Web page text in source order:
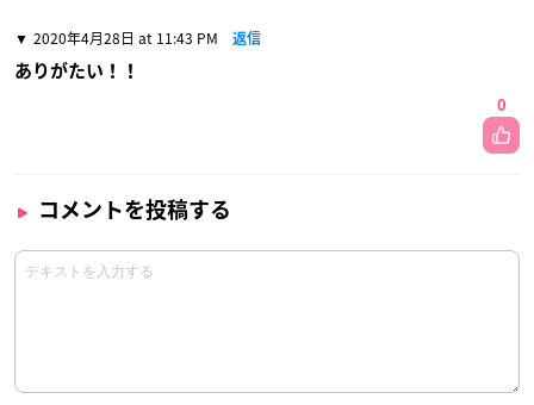
2020年4月28日 at 11:43 PM 返信
ありがたい！！
0
コメントを投稿する